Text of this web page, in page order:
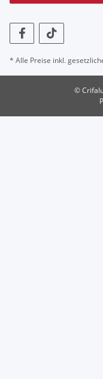
* Alle Preise inkl.
©